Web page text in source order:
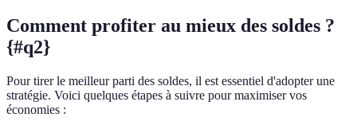
Comment profiter au mieux des soldes ?
{#q2}
Pour tirer le meilleur parti des soldes, il est essentiel d'adopter une
stratégie. Voici quelques étapes à suivre pour maximiser vos
économies :